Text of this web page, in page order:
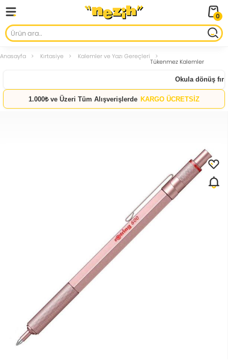
0
Anasayfa Kırtasiye Kalemler ve Yazı Gereçleri
Tükenmez Kalemler
Okula dönüş
1.000₺ ve Üzeri Tüm Alışverişlerde KARGO ÜCRETSİZ